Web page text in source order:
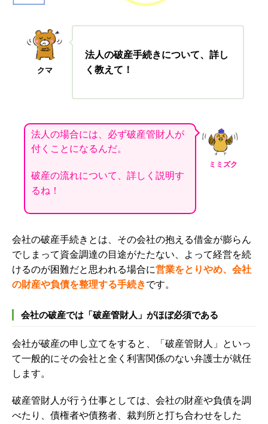
クマ
法人の破産手続きについて、詳し
く教えて！
ミミズク
法人の場合には、必ず破産管財人が
付くことになるんだ。
破産の流れについて、詳しく説明す
るね！
会社の破産手続きとは、その会社の抱える借金が膨らん
でしまって資金調達の目途がたたない、よって経営を続
けるのが困難だと思われる場合に営業をとりやめ、会社
の財産や負債を整理する手続きです。
会社の破産では「破産管財人」がほぼ必須である
会社が破産の申し立てをすると、「破産管財人」といっ
て一般的にその会社と全く利害関係のない弁護士が就任
します。
破産管財人が行う仕事としては、会社の財産や負債を調
べたり、債権者や債務者、裁判所と打ち合わせをした